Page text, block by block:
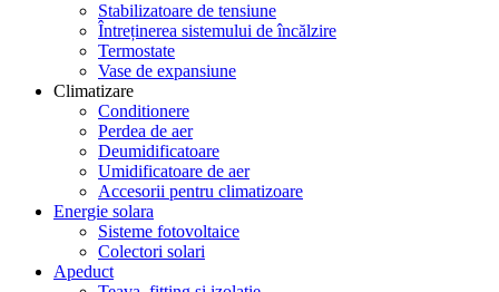
Stabilizatoare de tensiune
Întreținerea sistemului de încălzire
Termostate
Vase de expansiune
Climatizare
Conditionere
Perdea de aer
Deumidificatoare
Umidificatoare de aer
Accesorii pentru climatizoare
Energie solara
Sisteme fotovoltaice
Colectori solari
Apeduct